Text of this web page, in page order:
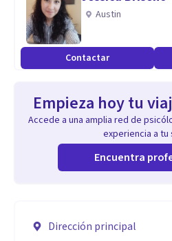
Austin
Contactar
Empieza hoy tu
Accede a una amplia red de
experiencia a tu
Encuentra
Dirección principal